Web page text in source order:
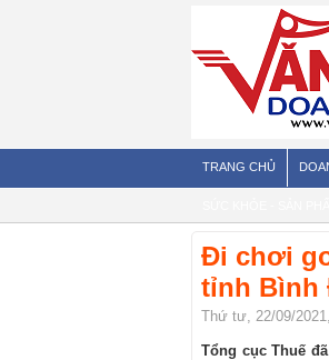
TRANG CHỦ
Đi chơi
tỉnh Bình
Thứ tư, 22/09/
Tổng cục Thuế